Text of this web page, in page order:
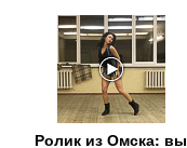
Ролик из Омска: вы